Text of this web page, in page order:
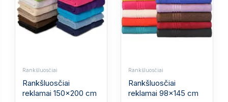
Rankšluosčiai
Rankšluosčiai
reklamai 150x200 cm
Rankšluosčiai
Rankšluosčiai
reklamai 98x145 cm